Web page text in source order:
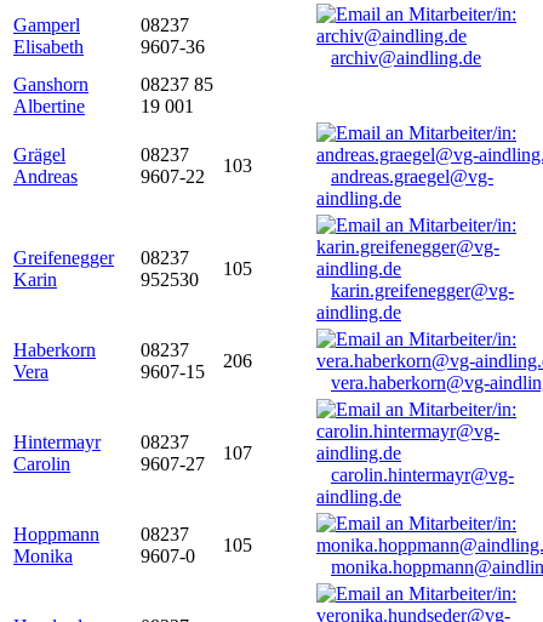
Gamperl
Elisabeth
08237
9607-36
archiv@aindling.de
Ganshorn
Albertine
08237 85
19 001
Grägel
Andreas
08237
9607-22
103
andreas.graegel@vg-
aindling.de
Greifenegger
Karin
08237
952530
105
karin.greifenegger@vg-
aindling.de
Haberkorn
Vera
08237
9607-15
206
vera.haberkorn@vg-
Hintermayr
Carolin
08237
9607-27
107
carolin.hintermayr@vg-
aindling.de
Hoppmann
Monika
08237
9607-0
105